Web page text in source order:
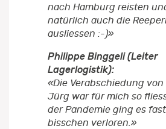
nach Hamburg reisten
natürlich auch die
ausliessen :-)»
Philippe Binggeli (Leiter
Lagerlogistik):
«Die Verabschiedung von
Jürg war für mich so
der Pandemie ging es
bisschen verloren.»